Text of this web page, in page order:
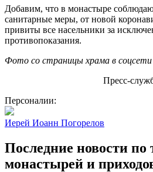
Добавим, что в монастыре
санитарные меры, от новой
привиты все насельники за
противопоказания.
Фото со страницы храма в соцсети
Пресс-
Персоналии:
Иерей Иоанн Погорелов
Последние новости по
монастырей и